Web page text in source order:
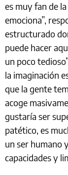
es muy fan de
emociona”,
estructurado
puede hacer
un poco
la imaginación
que la gente
acoge
gustaría ser
patético, es
un ser humano
capacidades y